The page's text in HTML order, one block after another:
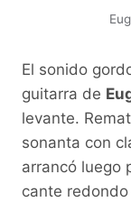
El sonido
guitarra de
levante.
sonanta con
arrancó luego
cante